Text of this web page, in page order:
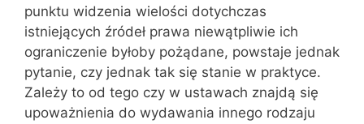
punktu widzenia wielości dotychczas
istniejących źródeł prawa niewątpliwie ich
ograniczenie byłoby pożądane, powstaje jednak
pytanie, czy jednak tak się stanie w praktyce.
Zależy to od tego czy w ustawach znajdą się
upoważnienia do wydawania innego rodzaju